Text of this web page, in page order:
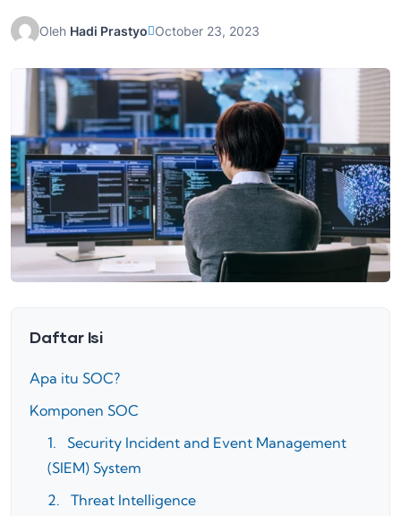
Oleh Hadi Prastyo October 23, 2023
Daftar Isi
Apa itu SOC?
Komponen SOC
1. Security Incident and Event Management
(SIEM) System
2. Threat Intelligence